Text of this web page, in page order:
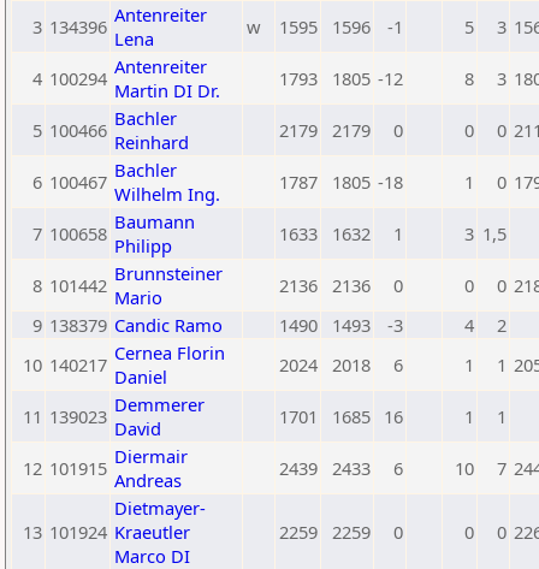
3 134396 Antenreiter
Lena
w 1595 1596 -1 5 3
4 100294 Antenreiter
Martin DI Dr.
1793 1805 -12 8 3
5 100466 Bachler
Reinhard
2179 2179 0 0 0
6 100467 Bachler
Wilhelm Ing.
1787 1805 -18 1 0
7 100658 Baumann
Philipp
1633 1632 1 3 1,5
8 101442 Brunnsteiner
Mario
2136 2136 0 0 0
9 138379 Candic Ramo 1490 1493 -3 4
2
10 140217 Cernea Florin
Daniel
2024 2018 6 1 1
11 139023 Demmerer
David
1701 1685 16 1 1
12 101915 Diermair
Andreas
2439 2433 6 10 7
13 101924
Dietmayer-
Kraeutler
Marco DI
2259 2259 0 0 0